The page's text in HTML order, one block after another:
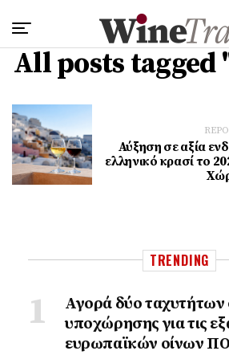
All posts
Αύξηση σε αξία
ελληνικό κρασί το
TRENDING
Αγορά δύο ταχυτήτων
υποχώρησης για τις
ευρωπαϊκών οίνων